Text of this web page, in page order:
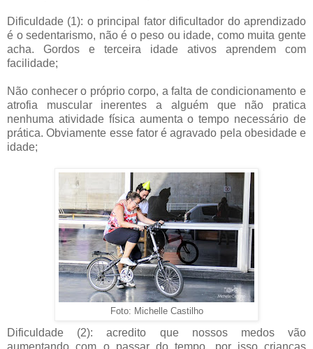
Dificuldade (1): o principal fator dificultador do aprendizado
é o sedentarismo, não é o peso ou idade, como muita gente
acha. Gordos e terceira idade ativos aprendem com
facilidade;
Não conhecer o próprio corpo, a falta de condicionamento e
atrofia muscular inerentes a alguém que não pratica
nenhuma atividade física aumenta o tempo necessário de
prática. Obviamente esse fator é agravado pela obesidade e
idade;
Foto: Michelle Castilho
Dificuldade (2): acredito que nossos medos vão